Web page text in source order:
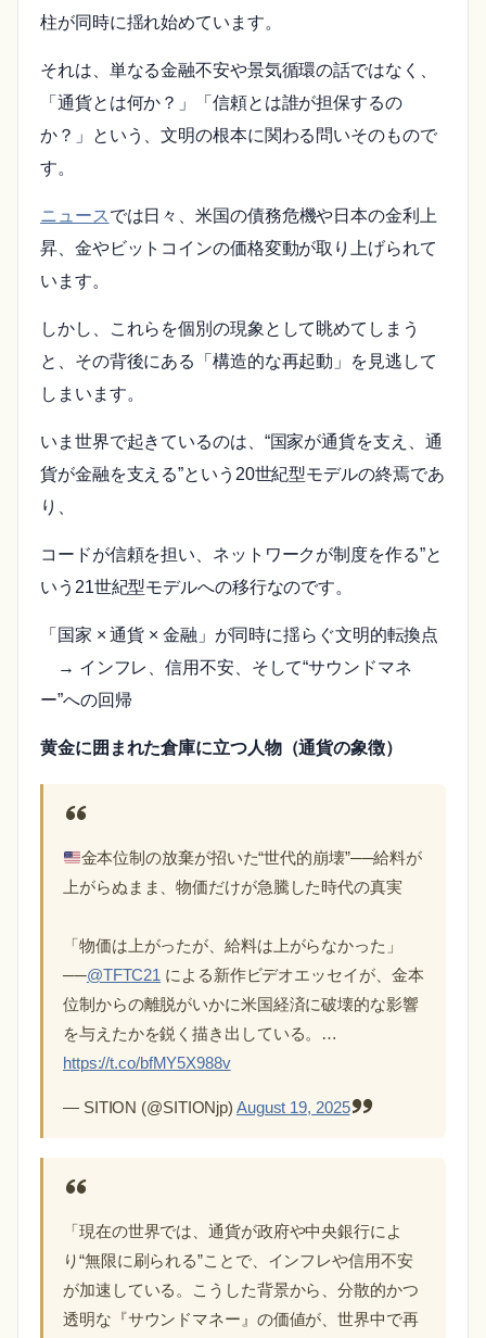
柱が同時に揺れ始めています。
それは、単なる金融不安や景気循環の話ではなく、
「通貨とは何か？」「信頼とは誰が担保するの
か？」という、文明の根本に関わる問いそのもので
す。
ニュース では日々、米国の債務危機や日本の金利上
昇、金やビットコインの価格変動が取り上げられて
います。
しかし、これらを個別の現象として眺めてしまう
と、その背後にある「構造的な再起動」を見逃して
しまいます。
いま世界で起きているのは、“国家が通貨を支え、通
貨が金融を支える”という20世紀型モデルの終焉であ
り、
コードが信頼を担い、ネットワークが制度を作る”と
いう21世紀型モデルへの移行なのです。
「国家 × 通貨 × 金融」が同時に揺らぐ文明的転換点
→ インフレ、信用不安、そして“サウンドマネ
ー”への回帰
黄金に囲まれた倉庫に立つ人物（通貨の象徴）
金本位制の放棄が招いた“世代的崩壊”──給料が
上がらぬまま、物価だけが急騰した時代の真実
「物価は上がったが、給料は上がらなかった」
──@TFTC21 による新作ビデオエッセイが、金本
位制からの離脱がいかに米国経済に破壊的な影響
を与えたかを鋭く描き出している。…
https://t.co/bfMY5X988v
— SITION (@SITIONjp) August 19, 2025
「現在の世界では、通貨が政府や中央銀行によ
り“無限に刷られる”ことで、インフレや信用不安
が加速している。こうした背景から、分散的かつ
透明な『サウンドマネー』の価値が、世界中で再